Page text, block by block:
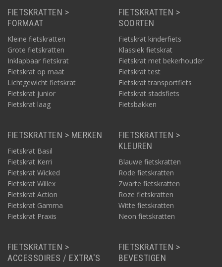
FIETSKRATTEN >
FORMAAT
Kleine fietskratten
Grote fietskratten
Inklapbaar fietskrat
Fietskrat op maat
Lichtgewicht fietskrat
Fietskrat junior
Fietskrat laag
FIETSKRATTEN >
SOORTEN
Fietskrat kinderfiets
Klassiek fietskrat
Fietskrat met bekerhouder
Fietskrat test
Fietskrat transportfiets
Fietskrat stadsfiets
Fietsbakken
FIETSKRATTEN > MERKEN
Fietskrat Basil
Fietskrat Kerri
Fietskrat Wicked
Fietskrat Willex
Fietskrat Action
Fietskrat Gamma
Fietskrat Praxis
FIETSKRATTEN >
KLEUREN
Blauwe fietskratten
Rode fietskratten
Zwarte fietskratten
Roze fietskratten
Witte fietskratten
Neon fietskratten
FIETSKRATTEN >
ACCESSOIRES / EXTRA'S
FIETSKRATTEN >
BEVESTIGEN